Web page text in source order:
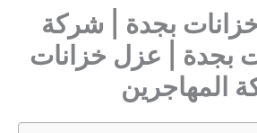
بجدة | شركة
بجدة | عزل خزانات
المهاجرين